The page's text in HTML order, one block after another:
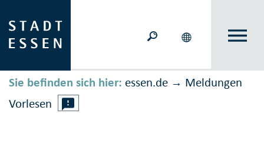
Sie befinden sich hier: essen.de → Meldungen
Vorlesen